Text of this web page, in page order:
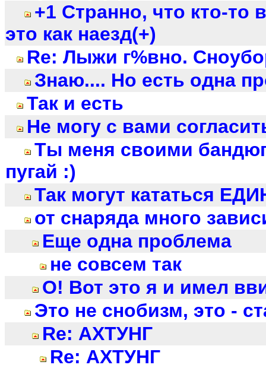
+1 Странно, что кто-то
это как наезд(+)
Re: Лыжи г%вно.
Знаю.... Но есть одна
Так и есть
Не могу с вами
Ты меня своими
пугай :)
Так могут кататься
от снаряда много
Еще одна проблема
не совсем так
О! Вот это я и имел
Это не снобизм, это -
Re: АХТУНГ
Re: АХТУНГ